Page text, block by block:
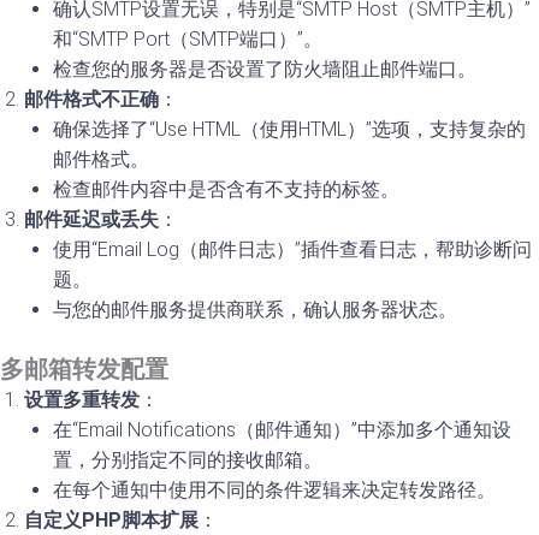
确认SMTP设置无误，特别是“SMTP Host（SMTP主机）”
和“SMTP Port（SMTP端口）”。
检查您的服务器是否设置了防火墙阻止邮件端口。
邮件格式不正确 ：
确保选择了“Use HTML（使用HTML）”选项，支持复杂的
邮件格式。
检查邮件内容中是否含有不支持的标签。
邮件延迟或丢失 ：
使用“Email Log（邮件日志）”插件查看日志，帮助诊断问
题。
与您的邮件服务提供商联系，确认服务器状态。
多邮箱转发配置
设置多重转发 ：
在“Email Notifications（邮件通知）”中添加多个通知设
置，分别指定不同的接收邮箱。
在每个通知中使用不同的条件逻辑来决定转发路径。
自定义PHP脚本扩展 ：